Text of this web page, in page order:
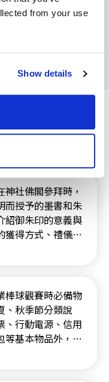
from your use
Show details
早前往球場的售
、煙火類、工
若工作人員判斷不
球團不負擔。
費用。
關資訊
神社佛閣參拜時，
而授予的墨書和朱
紹御朱印的意義與
獲得方式、禮儀以
。
棒球觀賽時必備物
、秋季節分類說
、行動電源、信用
等基本物品外，還
、雨天的應對措